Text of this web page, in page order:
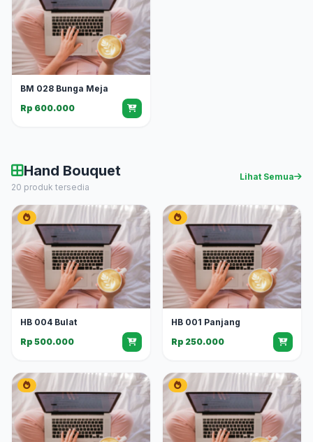
BM 028 Bunga Meja
Rp 600.000
Hand Bouquet
20 produk tersedia
Lihat Semua
HB 004 Bulat
Rp 500.000
HB 001 Panjang
Rp 250.000